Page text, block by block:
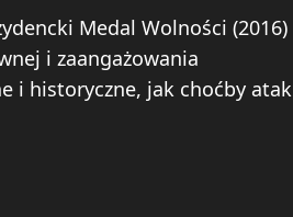
Medal Wolności (2016)
i zaangażowania
i historyczne, jak choćby